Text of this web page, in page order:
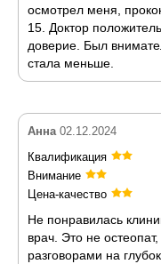
осмотрел меня,
15. Доктор
доверие. Был
стала меньше.
Анна 02.12.2024
Квалификация
Внимание
Цена-качество
Не понравилась
врач. Это не
разговорами на